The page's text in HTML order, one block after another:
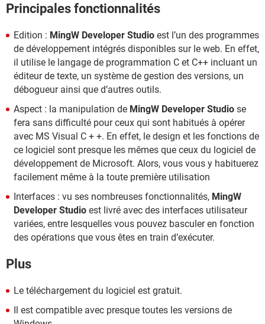
Principales fonctionnalités
Edition : MingW Developer Studio est l’un des programmes
de développement intégrés disponibles sur le web. En effet,
il utilise le langage de programmation C et C++ incluant un
éditeur de texte, un système de gestion des versions, un
débogueur ainsi que d’autres outils.
Aspect : la manipulation de MingW Developer Studio se
fera sans difficulté pour ceux qui sont habitués à opérer
avec MS Visual C + +. En effet, le design et les fonctions de
ce logiciel sont presque les mêmes que ceux du logiciel de
développement de Microsoft. Alors, vous vous y habituerez
facilement même à la toute première utilisation
Interfaces : vu ses nombreuses fonctionnalités, MingW
Developer Studio est livré avec des interfaces utilisateur
variées, entre lesquelles vous pouvez basculer en fonction
des opérations que vous êtes en train d’exécuter.
Plus
Le téléchargement du logiciel est gratuit.
Il est compatible avec presque toutes les versions de